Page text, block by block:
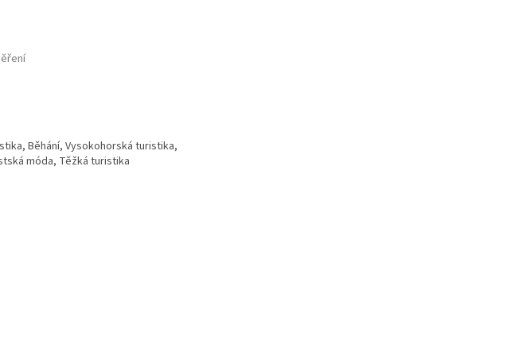
Běhání, Vysokohorská turistika,
móda, Těžká turistika